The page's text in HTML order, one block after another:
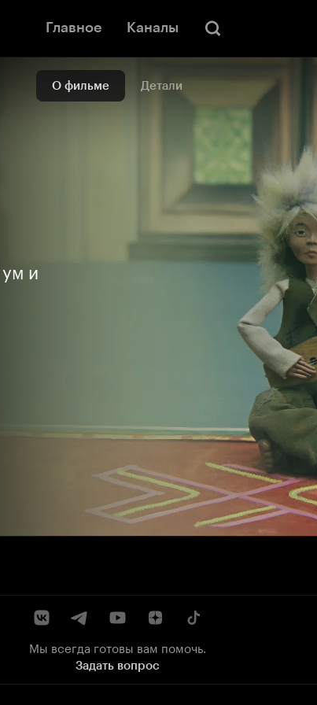
Главное Каналы
О фильме Детали
и
Мы всегда готовы вам помочь.
Задать вопрос